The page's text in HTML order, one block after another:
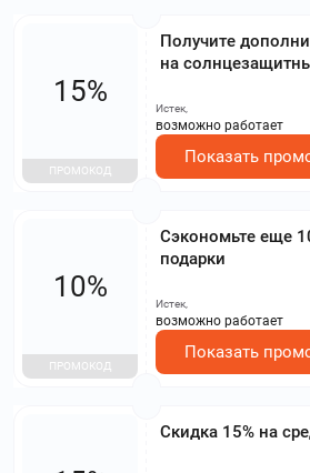
Получите
на
15%
ПРОМОКОД
Истек,
возможно работает
Показать
Сэкономьте еще
подарки
10%
ПРОМОКОД
Истек,
возможно работает
Показать
Скидка 15% на